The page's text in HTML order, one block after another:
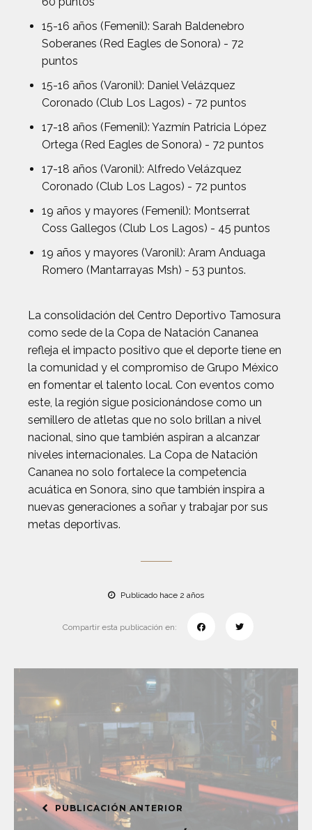
15-16 años (Femenil): Sarah Baldenebro
Soberanes (Red Eagles de Sonora) - 72
puntos
15-16 años (Varonil): Daniel Velázquez
Coronado (Club Los Lagos) - 72 puntos
17-18 años (Femenil): Yazmín Patricia López
Ortega (Red Eagles de Sonora) - 72 puntos
17-18 años (Varonil): Alfredo Velázquez
Coronado (Club Los Lagos) - 72 puntos
19 años y mayores (Femenil): Montserrat
Coss Gallegos (Club Los Lagos) - 45 puntos
19 años y mayores (Varonil): Aram Anduaga
Romero (Mantarrayas Msh) - 53 puntos.
La consolidación del Centro Deportivo Tamosura
como sede de la Copa de Natación Cananea
refleja el impacto positivo que el deporte tiene en
la comunidad y el compromiso de Grupo México
en fomentar el talento local. Con eventos como
este, la región sigue posicionándose como un
semillero de atletas que no solo brillan a nivel
nacional, sino que también aspiran a alcanzar
niveles internacionales. La Copa de Natación
Cananea no solo fortalece la competencia
acuática en Sonora, sino que también inspira a
nuevas generaciones a soñar y trabajar por sus
metas deportivas.
Publicado hace 2 años
Compartir esta publicación en:
PUBLICACIÓN ANTERIOR